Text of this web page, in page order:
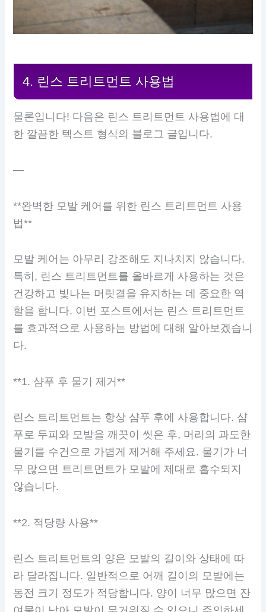
4. 린스 트리트먼트 사용법
물론입니다! 다음은 린스 트리트먼트 사용법에 대
한 깔끔한 텍스트 형식의 블로그 글입니다.
—
**완벽한 모발 케어를 위한 린스 트리트먼트 사용
법**
모발 케어는 아무리 강조해도 지나치지 않습니다.
특히, 린스 트리트먼트를 올바르게 사용하는 것은
건강하고 빛나는 머릿결을 유지하는 데 중요한 역
할을 합니다. 이번 포스트에서는 린스 트리트먼트
를 효과적으로 사용하는 방법에 대해 알아보겠습니
다.
**1. 샴푸 후 물기 제거**
린스 트리트먼트는 항상 샴푸 후에 사용합니다. 샴
푸로 두피와 모발을 깨끗이 씻은 후, 머리의 과도한
물기를 수건으로 가볍게 제거해 주세요. 물기가 너
무 많으면 트리트먼트가 모발에 제대로 흡수되지
않습니다.
**2. 적당량 사용**
린스 트리트먼트의 양은 모발의 길이와 상태에 따
라 달라집니다. 일반적으로 어깨 길이의 모발에는
동전 크기 정도가 적당합니다. 양이 너무 많으면 잔